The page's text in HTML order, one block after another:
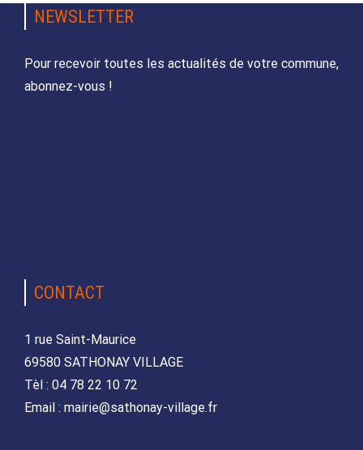
NEWSLETTER
Pour recevoir toutes les actualités de votre commune,
abonnez-vous !
CONTACT
1 rue Saint-Maurice
69580 SATHONAY VILLAGE
Tèl : 04 78 22 10 72
Email : mairie@sathonay-village.fr